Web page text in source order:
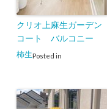
クリオ上麻生ガーデン
コート バルコニー
Posted in
柿生